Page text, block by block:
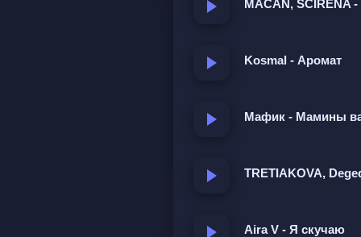
MACAN, SCIRENA -
Kosmal - Аромат
Мафик - Мамины
TRETIAKOVA,
Aira V - Я скучаю